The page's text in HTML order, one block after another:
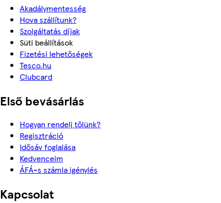
Akadálymentesség
Hova szállítunk?
Szolgáltatás díjak
Süti beállítások
Fizetési lehetőségek
Tesco.hu
Clubcard
Első bevásárlás
Hogyan rendelj tőlünk?
Regisztráció
Idősáv foglalása
Kedvenceim
ÁFÁ-s számla igénylés
Kapcsolat